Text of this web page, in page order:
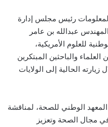
المعلومات رئيس مجلس إدارة
عبدالله بن عامر
للعلوم الأمريكية،
والباحثين المبتكرين
الحالية إلى الولايات
الوطني للصحة، لمناقشة
في مجال الصحة وتعزيز